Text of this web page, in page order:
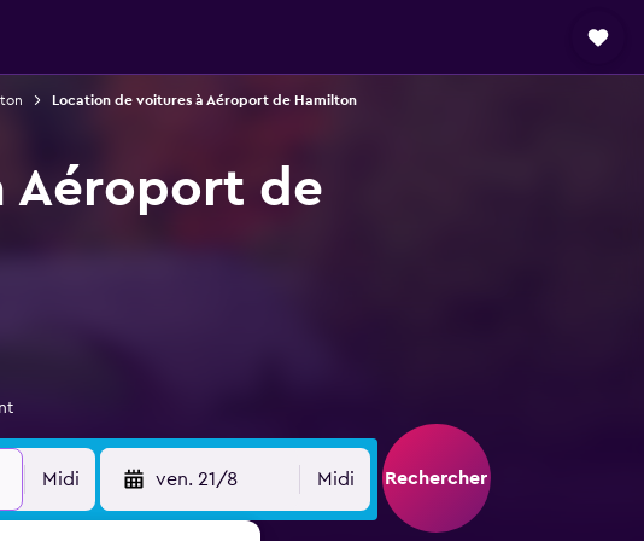
Location de voitures à Aéroport de Hamilton
Aéroport de
Midi ven. 21/8 Midi Rechercher